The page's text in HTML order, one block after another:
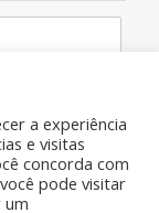
a experiência
e visitas
concorda com
pode visitar
um